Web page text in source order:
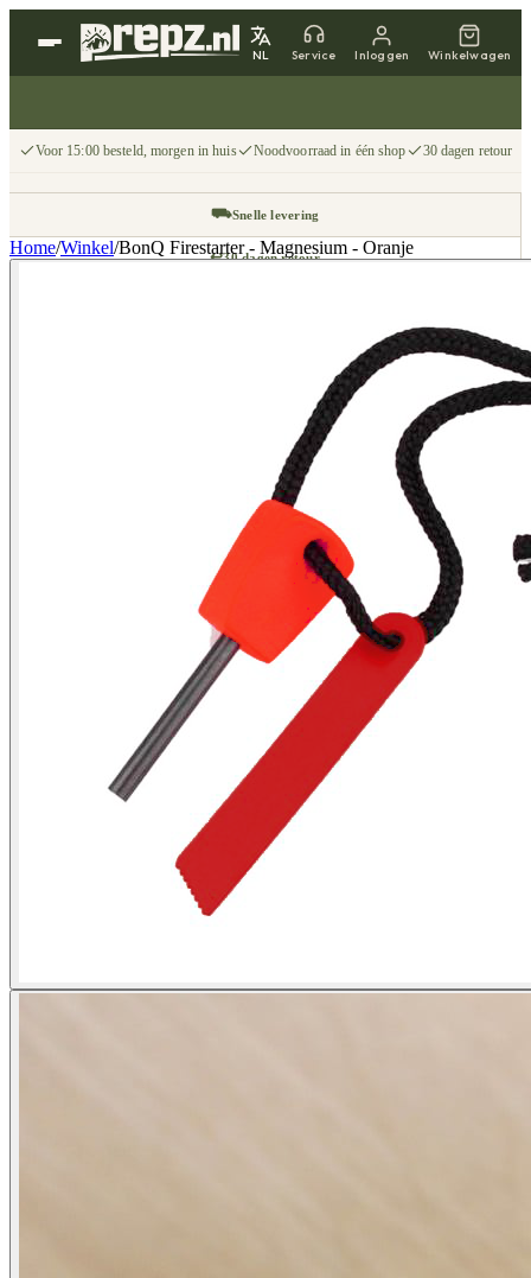
NL Service Inloggen Winkelwagen
Voor 15:00 besteld, morgen in huis Noodvoorraad in één shop 30 dagen retour
⛟Snelle levering
↩30 dagen retour
Home/Winkel/BonQ Firestarter - Magnesium - Oranje